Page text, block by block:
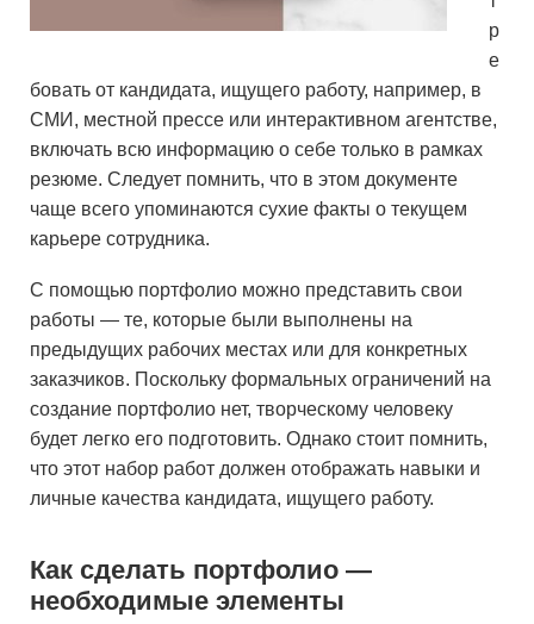
р
е
бовать от кандидата, ищущего работу, например, в
СМИ, местной прессе или интерактивном агентстве,
включать всю информацию о себе только в рамках
резюме. Следует помнить, что в этом документе
чаще всего упоминаются сухие факты о текущем
карьере сотрудника.
С помощью портфолио можно представить свои
работы — те, которые были выполнены на
предыдущих рабочих местах или для конкретных
заказчиков. Поскольку формальных ограничений на
создание портфолио нет, творческому человеку
будет легко его подготовить. Однако стоит помнить,
что этот набор работ должен отображать навыки и
личные качества кандидата, ищущего работу.
Как сделать портфолио —
необходимые элементы